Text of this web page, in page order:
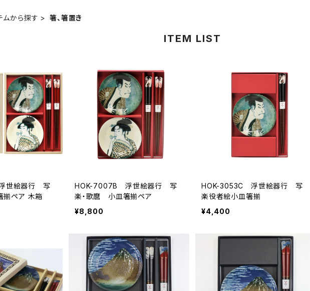
ムから探す 箸、箸置き
ITEM LIST
世絵器行 写
揃ペア 木箱
HOK-7007B 浮世絵器行 写
楽・歌麿 小皿箸揃ペア
¥8,800
HOK-3053C 浮世絵器行 写
楽役者絵小皿箸揃
¥4,400